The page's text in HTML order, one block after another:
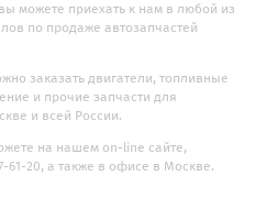
можете приехать к нам в любой из
по продаже автозапчастей
заказать двигатели, топливные
и прочие запчасти для
и всей России.
на нашем on-line сайте,
61-20, а также в офисе в Москве.